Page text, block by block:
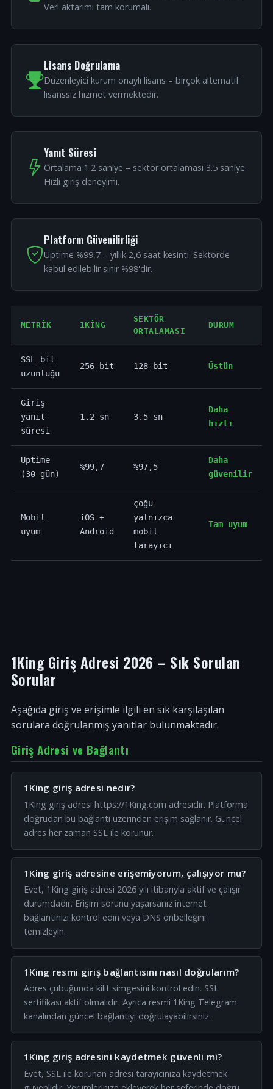
Veri aktarımı tam korumalı.
Lisans Doğrulama
Düzenleyici kurum onaylı lisans – birçok alternatif
lisanssız hizmet vermektedir.
Yanıt Süresi
Ortalama 1.2 saniye – sektör ortalaması 3.5 saniye.
Hızlı giriş deneyimi.
Platform Güvenilirliği
Uptime %99,7 – yıllık 2,6 saat kesinti. Sektörde
kabul edilebilir sınır %98'dir.
METRIK 1KING
SEKTÖR
ORTALAMASI
DURUM
SSL bit
uzunluğu
256-bit 128-bit Üstün
Giriş
yanıt
süresi
1.2 sn 3.5 sn
Daha
hızlı
Uptime
(30 gün)
%99,7 %97,5
Daha
güvenilir
Mobil
uyum
iOS +
Android
çoğu
yalnızca
mobil
tarayıcı
Tam uyum
1King Giriş Adresi 2026 – Sık Sorulan
Sorular
Aşağıda giriş ve erişimle ilgili en sık karşılaşılan
sorulara doğrulanmış yanıtlar bulunmaktadır.
Giriş Adresi ve Bağlantı
1King giriş adresi nedir?
1King giriş adresi https://1King.com adresidir. Platforma
doğrudan bu bağlantı üzerinden erişim sağlanır. Güncel
adres her zaman SSL ile korunur.
1King giriş adresine erişemiyorum, çalışıyor mu?
Evet, 1King giriş adresi 2026 yılı itibarıyla aktif ve çalışır
durumdadır. Erişim sorunu yaşarsanız internet
bağlantınızı kontrol edin veya DNS önbelleğini
temizleyin.
1King resmi giriş bağlantısını nasıl doğrularım?
Adres çubuğunda kilit simgesini kontrol edin. SSL
sertifikası aktif olmalıdır. Ayrıca resmi 1King Telegram
kanalından güncel bağlantıyı doğrulayabilirsiniz.
1King giriş adresini kaydetmek güvenli mi?
Evet, SSL ile korunan adresi tarayıcınıza kaydetmek